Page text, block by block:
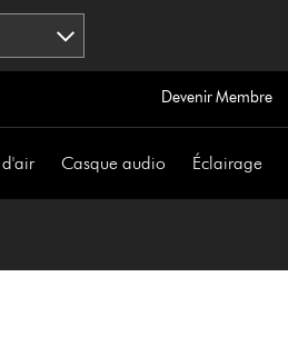
Devenir Membre
d'air Casque audio Éclairage